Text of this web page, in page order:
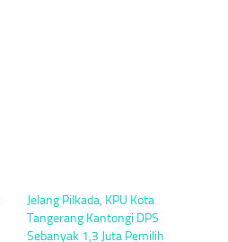
Jelang Pilkada, KPU Kota
Tangerang Kantongi DPS
Sebanyak 1,3 Juta Pemilih